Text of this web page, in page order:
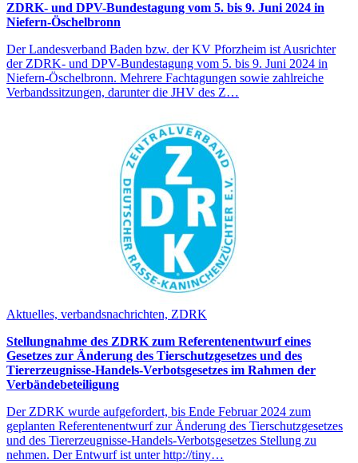
ZDRK- und DPV-Bundestagung vom 5. bis 9. Juni 2024 in
Niefern-Öschelbronn
Der Landesverband Baden bzw. der KV Pforzheim ist Ausrichter
der ZDRK- und DPV-Bundestagung vom 5. bis 9. Juni 2024 in
Niefern-Öschelbronn. Mehrere Fachtagungen sowie zahlreiche
Verbandssitzungen, darunter die JHV des Z…
Aktuelles, verbandsnachrichten, ZDRK
Stellungnahme des ZDRK zum Referentenentwurf eines
Gesetzes zur Änderung des Tierschutzgesetzes und des
Tiererzeugnisse-Handels-Verbotsgesetzes im Rahmen der
Verbändebeteiligung
Der ZDRK wurde aufgefordert, bis Ende Februar 2024 zum
geplanten Referentenentwurf zur Änderung des Tierschutzgesetzes
und des Tiererzeugnisse-Handels-Verbotsgesetzes Stellung zu
nehmen. Der Entwurf ist unter http://tiny…